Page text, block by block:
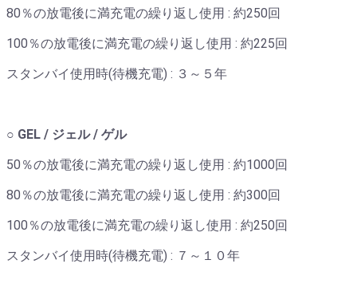
80％の放電後に満充電の繰り返し使用 : 約250回
100％の放電後に満充電の繰り返し使用 : 約225回
スタンバイ使用時(待機充電) : ３～５年
○ GEL / ジェル / ゲル
50％の放電後に満充電の繰り返し使用 : 約1000回
80％の放電後に満充電の繰り返し使用 : 約300回
100％の放電後に満充電の繰り返し使用 : 約250回
スタンバイ使用時(待機充電) : ７～１０年